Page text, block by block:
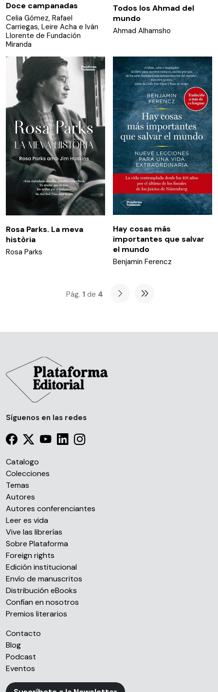
Doce campanadas
Celia Gómez, Rafael
Carriegas, Leire Acha e Iván
Llorente de Fundación
Miranda
Todos los Ahmad del
mundo
Ahmad Alhamsho
Rosa Parks. La meva
història
Rosa Parks
Hay cosas más
importantes que salvar
el mundo
Benjamin Ferencz
Pág. 1 de 4
Síguenos en las redes
Catalogo
Colecciones
Temas
Autores
Autores conferenciantes
Leer es vida
Vive las librerías
Sobre Plataforma
Foreign rights
Edición institucional
Envío de manuscritos
Distribución eBooks
Confían en nosotros
Premios literarios
Contacto
Blog
Podcast
Eventos